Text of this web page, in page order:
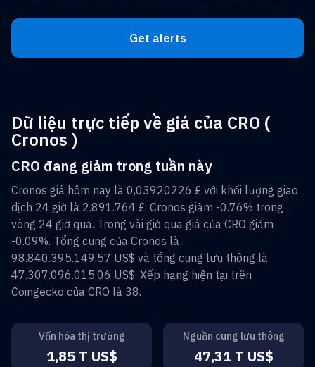
Get alerts
Dữ liệu trực tiếp về giá của CRO (
Cronos )
CRO đang giảm trong tuần này
Cronos giá hôm nay là 0,03920226 £ với khối lượng giao
dịch 24 giờ là 2.891.764 £. Cronos giảm -0.76% trong
vòng 24 giờ qua. Trong vài giờ qua giá của CRO giảm
-0.09%. Tổng cung của Cronos là
98.840.395.149,57 US$ và tổng cung lưu thông là
47.307.096.015,06 US$. Xếp hạng hiện tại trên
Coingecko của CRO là 38.
Vốn hóa thị trường
1,85 T US$
Nguồn cung lưu thông
47,31 T US$